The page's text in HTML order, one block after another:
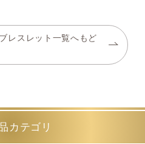
レスレット一覧へもど
カテゴリ